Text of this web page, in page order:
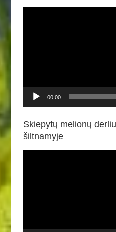
00:00
Skiepytų melionų
šiltnamyje